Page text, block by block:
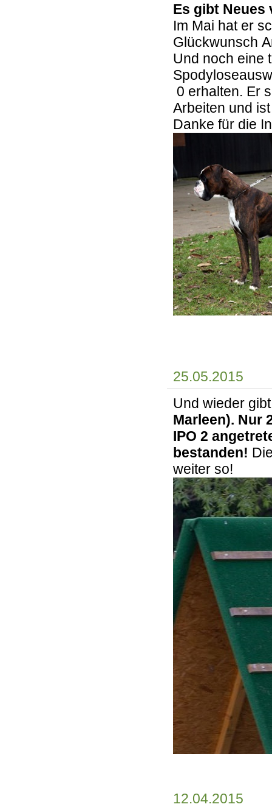
Es gibt Neues
Im Mai hat er
Glückwunsch
Und noch eine
0 erhalten. Er
Arbeiten und
Danke für die
25.05.2015
Und wieder
Marleen). Nur
IPO 2
bestanden!
weiter so!
12.04.2015